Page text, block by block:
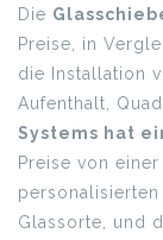
Die
Preise, in
die Installation
Aufenthalt,
Systems hat
Preise von
personalisierten
Glassorte, und